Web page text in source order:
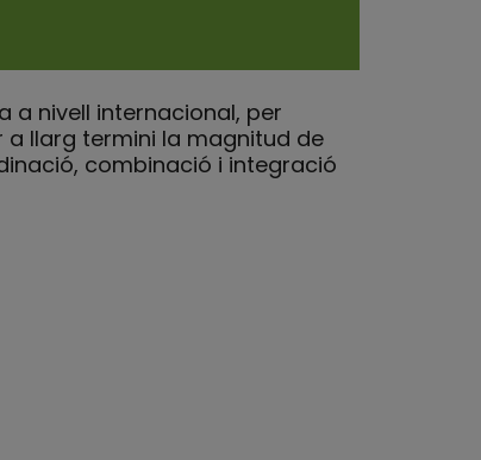
a nivell internacional, per
a llarg termini la magnitud de
combinació i integració